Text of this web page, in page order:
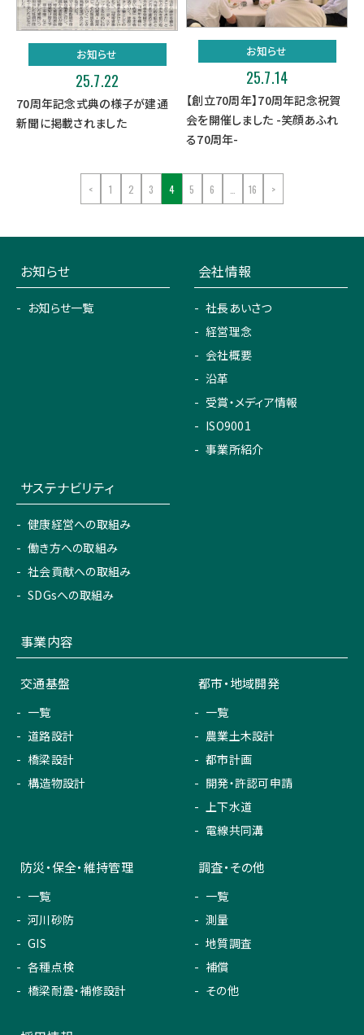
お知らせ
25.7.22
70周年記念式典の様子が建通
新聞に掲載されました
お知らせ
25.7.14
【創立70周年】70周年記念祝賀
会を開催しました -笑顔あふれ
る70周年-
< 1 2 3 4 5 6 16 >
お知らせ
お知らせ一覧
会社情報
社長あいさつ
経営理念
会社概要
沿革
受賞・メディア情報
ISO9001
事業所紹介
サステナビリティ
健康経営への取組み
働き方への取組み
社会貢献への取組み
SDGsへの取組み
事業内容
交通基盤
一覧
道路設計
橋梁設計
構造物設計
都市・地域開発
一覧
農業土木設計
都市計画
開発・許認可申請
上下水道
電線共同溝
防災・保全・維持管理
一覧
河川砂防
GIS
各種点検
橋梁耐震・補修設計
調査・その他
一覧
測量
地質調査
補償
その他